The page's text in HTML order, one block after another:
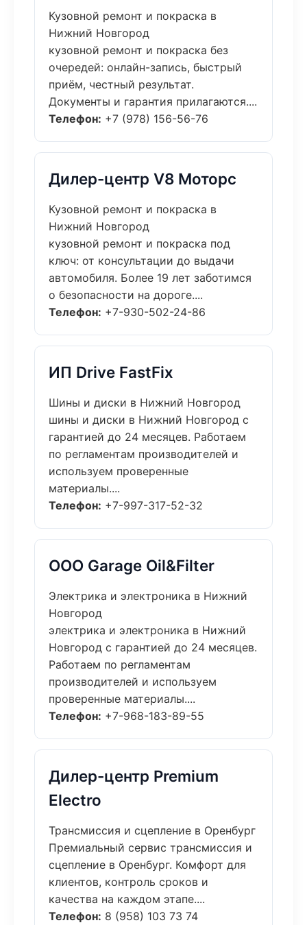
Кузовной ремонт и покраска в
Нижний Новгород
кузовной ремонт и покраска без
очередей: онлайн-запись, быстрый
приём, честный результат.
Документы и гарантия прилагаются....
Телефон: +7 (978) 156-56-76
Дилер-центр V8 Моторс
Кузовной ремонт и покраска в
Нижний Новгород
кузовной ремонт и покраска под
ключ: от консультации до выдачи
автомобиля. Более 19 лет заботимся
о безопасности на дороге....
Телефон: +7-930-502-24-86
ИП Drive FastFix
Шины и диски в Нижний Новгород
шины и диски в Нижний Новгород с
гарантией до 24 месяцев. Работаем
по регламентам производителей и
используем проверенные
материалы....
Телефон: +7-997-317-52-32
ООО Garage Oil&Filter
Электрика и электроника в Нижний
Новгород
электрика и электроника в Нижний
Новгород с гарантией до 24 месяцев.
Работаем по регламентам
производителей и используем
проверенные материалы....
Телефон: +7-968-183-89-55
Дилер-центр Premium
Electro
Трансмиссия и сцепление в Оренбург
Премиальный сервис трансмиссия и
сцепление в Оренбург. Комфорт для
клиентов, контроль сроков и
качества на каждом этапе....
Телефон: 8 (958) 103 73 74